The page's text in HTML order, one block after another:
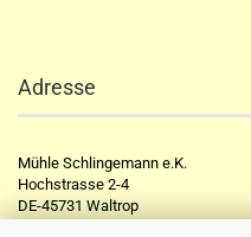
Adresse
Mühle Schlingemann e.K.
Hochstrasse 2-4
DE-45731 Waltrop